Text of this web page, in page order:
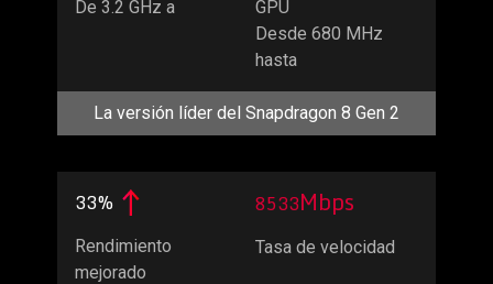
De 3.2 GHz a
GPU
Desde 680 MHz
hasta
La versión líder del Snapdragon 8 Gen 2
33%
Rendimiento
mejorado
8533Mbps
Tasa de velocidad